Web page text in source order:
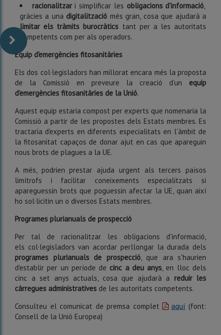
racionalitzari simplificar les obligacions d'informació,
gràcies a una digitalització més gran, cosa que ajudarà a
limitar els tràmits burocràtics tant per a les autoritats
competents com per als operadors.
Equip d'emergències fitosanitàries
Els dos col·legisladors han millorat encara més la proposta
de la Comissió en preveure la creació d’un equip
d’emergències fitosanitàries de la Unió.
Aquest equip estaria compost per experts que nomenaria la
Comissió a partir de les propostes dels Estats membres. Es
tractaria d'experts en diferents especialitats en l'àmbit de
la fitosanitat capaços de donar ajut en cas que apareguin
nous brots de plagues a la UE.
A més, podrien prestar ajuda urgent als tercers països
limítrofs i facilitar coneixements especialitzats si
apareguessin brots que poguessin afectar la UE, quan així
ho sol·licitin un o diversos Estats membres.
Programes plurianuals de prospecció
Per tal de racionalitzar les obligacions d'informació,
els col·legisladors van acordar perllongar la durada dels
programes plurianuals de prospecció, que ara s'haurien
d'establir per un període de cinc a deu anys, en lloc dels
cinc a set anys actuals, cosa que ajudarà a reduir les
càrregues administratives de les autoritats competents.
Consulteu el comunicat de premsa complet
aquí (font:
Consell de la Unió Europea)